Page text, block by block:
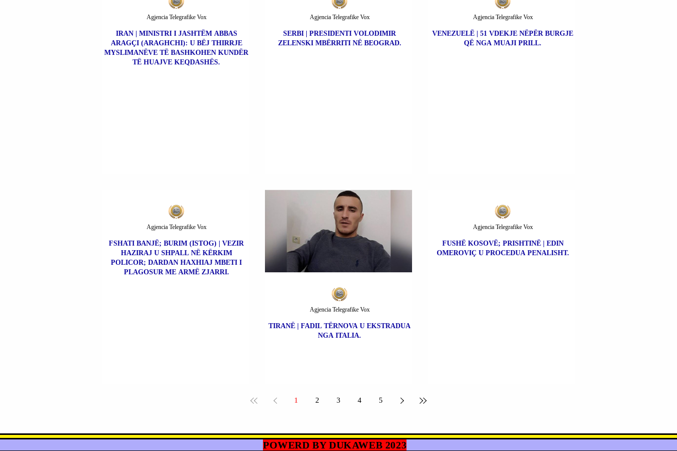
IRAN | MINISTRI I JASHTËM ABBAS
ARAGÇI (ARAGHCHI): U BËJ THIRRJE
MYSLIMANËVE TË BASHKOHEN KUNDËR
TË HUAJVE KEQDASHËS.
Agjencia Telegrafike Vox
SERBI | PRESIDENTI VOLODIMIR
ZELENSKI MBËRRITI NË BEOGRAD.
Agjencia Telegrafike Vox
VENEZUELË | 51 VDEKJE NËPËR BURGJE
QË NGA MUAJI PRILL.
Agjencia Telegrafike Vox
FSHATI BANJË; BURIM (ISTOG) | VEZIR
HAZIRAJ U SHPALL NË KËRKIM
POLICOR; DARDAN HAXHIAJ MBETI I
PLAGOSUR ME ARMË ZJARRI.
Agjencia Telegrafike Vox
TIRANË | FADIL TËRNOVA U EKSTRADUA
NGA ITALIA.
Agjencia Telegrafike Vox
FUSHË KOSOVË; PRISHTINË | EDIN
OMEROVIÇ U PROCEDUA PENALISHT.
Agjencia Telegrafike Vox
1 2 3 4 5
POWERD BY DUKAWEB 2023